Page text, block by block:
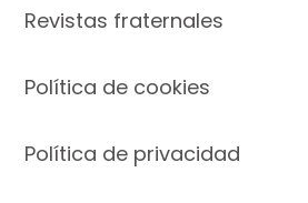
Revistas fraternales
Política de cookies
Política de privacidad